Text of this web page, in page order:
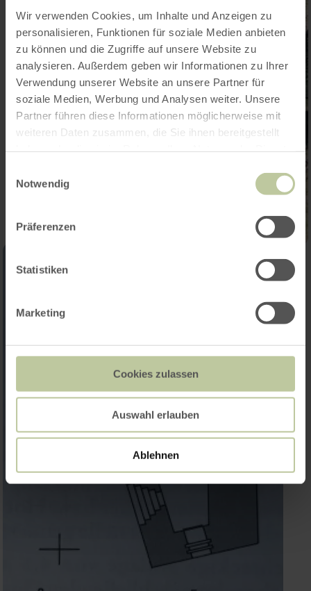
Wir verwenden Cookies, um Inhalte und Anzeigen zu
personalisieren, Funktionen für soziale Medien anbieten
zu können und die Zugriffe auf unsere Website zu
analysieren. Außerdem geben wir Informationen zu Ihrer
Verwendung unserer Website an unsere Partner für
soziale Medien, Werbung und Analysen weiter. Unsere
Partner führen diese Informationen möglicherweise mit
weiteren Daten zusammen, die Sie ihnen bereitgestellt
Notwendig
Präferenzen
Statistiken
Marketing
Cookies zulassen
Auswahl erlauben
Ablehnen